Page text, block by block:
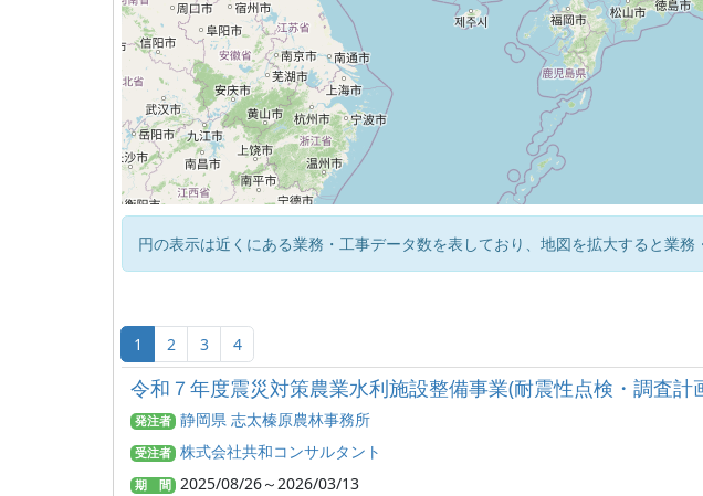
円の表示は近くにある業務・工事データ数を表しており、地図を拡大すると業務
1 2 3 4
令和７年度震災対策農業水利施設整備事業(耐震性点検・調査
発注者 静岡県 志太榛原農林事務所
受注者 株式会社共和コンサルタント
期 間 2025/08/26～2026/03/13